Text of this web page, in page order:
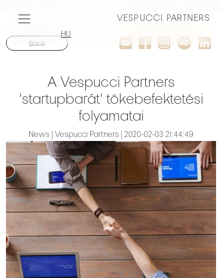
VESPUCCI PARTNERS
HU
Back
A Vespucci Partners
'startupbarát' tőkebefektetési
folyamatai
News | Vespucci Partners | 2020-02-03 21:44:49